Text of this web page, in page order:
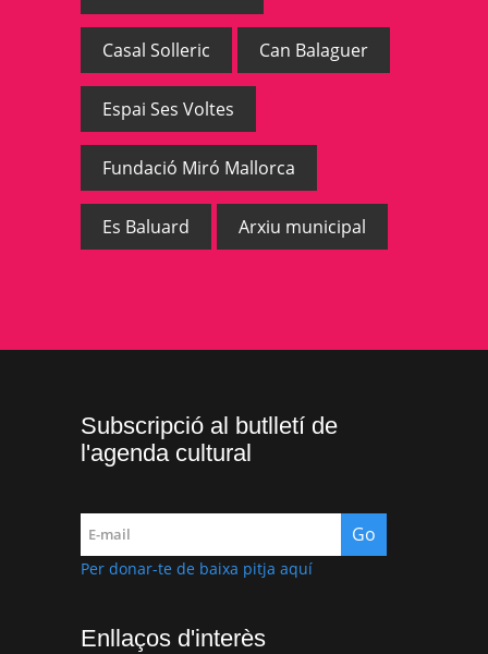
Casal Solleric Can Balaguer
Espai Ses Voltes
Fundació Miró Mallorca
Es Baluard Arxiu municipal
Subscripció al butlletí de
l'agenda cultural
Per donar-te de baixa pitja aquí
Enllaços d'interès